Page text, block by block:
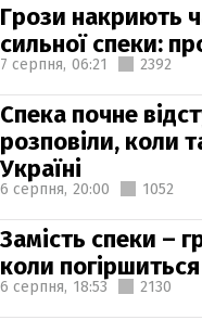
Грози накриють
сильної спеки:
7 серпня, 06:21 2392
Спека почне
розповіли, коли
Україні
6 серпня, 20:00 1052
Замість спеки –
коли
6 серпня, 18:53 2130